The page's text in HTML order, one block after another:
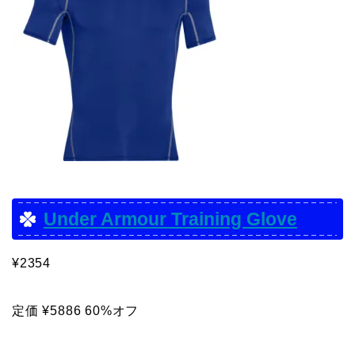
Under Armour Training Glove
¥2354
定価 ¥5886 60%オフ